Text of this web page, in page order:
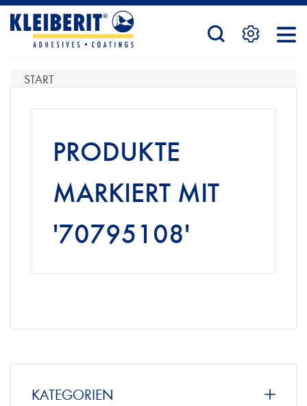
STARTSEITE
PRODUKTE
KONTAKTFORMULAR
HÄNDLERSUCHE
START
PRODUKTE
MARKIERT MIT
'70795108'
KATEGORIEN